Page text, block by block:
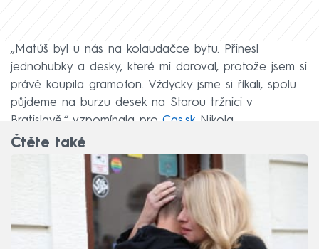
„Matúš byl u nás na kolaudačce bytu. Přinesl
jednohubky a desky, které mi daroval, protože jsem si
právě koupila gramofon. Vždycky jsme si říkali, spolu
půjdeme na burzu desek na Starou tržnici v
Bratislavě,“ vzpomínala pro Cas.sk Nikola.
Čtěte také